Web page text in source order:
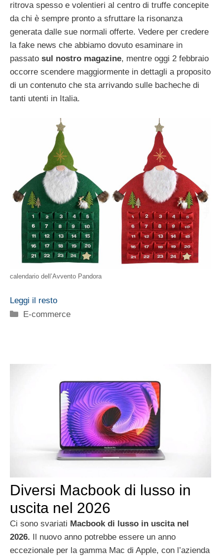
ritrova spesso e volentieri al centro di truffe concepite
da chi è sempre pronto a sfruttare la risonanza
generata dalle sue normali offerte. Vedere per credere
la fake news che abbiamo dovuto esaminare in
passato sul nostro magazine, mentre oggi 2 febbraio
occorre scendere maggiormente in dettagli a proposito
di un contenuto che sta arrivando sulle bacheche di
tanti utenti in Italia.
calendario dell’Avvento Pandora
Leggi il resto
Categorie
E-commerce
Diversi Macbook di lusso in
uscita nel 2026
Ci sono svariati Macbook di lusso in uscita nel
2026. Il nuovo anno potrebbe essere un anno
eccezionale per la gamma Mac di Apple, con l’azienda